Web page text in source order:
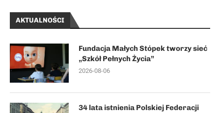
AKTUALNOŚCI
Fundacja Małych Stópek tworzy sieć
„Szkół Pełnych Życia”
2026-08-06
34 lata istnienia Polskiej Federacji